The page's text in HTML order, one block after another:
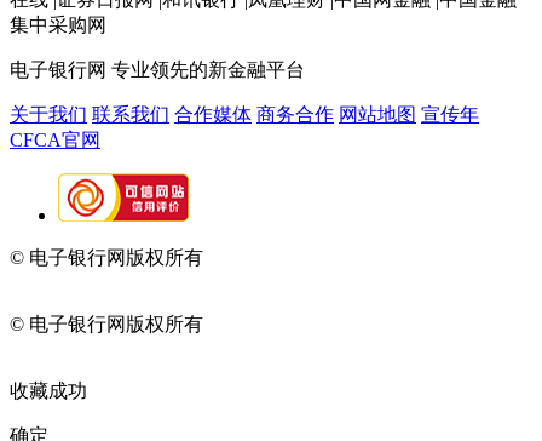
集中采购网
电子银行网 专业领先的新金融平台
关于我们 联系我们 合作媒体 商务合作 网站地图 宣传年
CFCA官网
© 电子银行网版权所有
© 电子银行网版权所有
收藏成功
确定